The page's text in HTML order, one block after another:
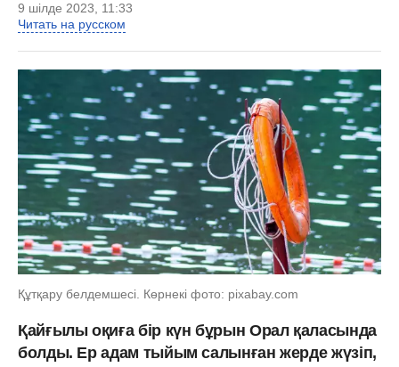
9 шілде 2023, 11:33
Читать на русском
Құтқару белдемшесі. Көрнекі фото: pixabay.com
Қайғылы оқиға бір күн бұрын Орал қаласында
болды. Ер адам тыйым салынған жерде жүзіп,